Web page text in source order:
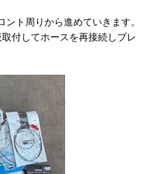
ト周りから進めていきます。
付してホースを再接続しブレ